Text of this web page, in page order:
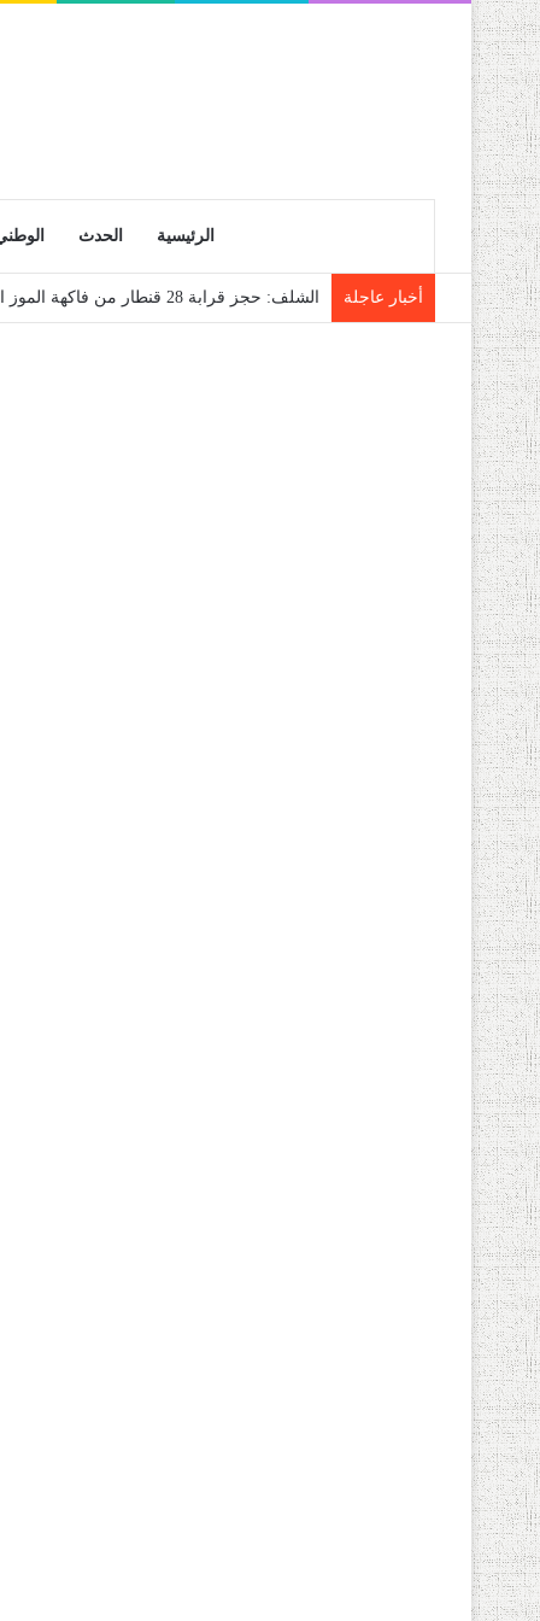
الرئيسية الحدث
أخبار عاجلة الشلف: حجز قرابة 28 قنطار من فاكهة الموز الموجهة للمضاربة